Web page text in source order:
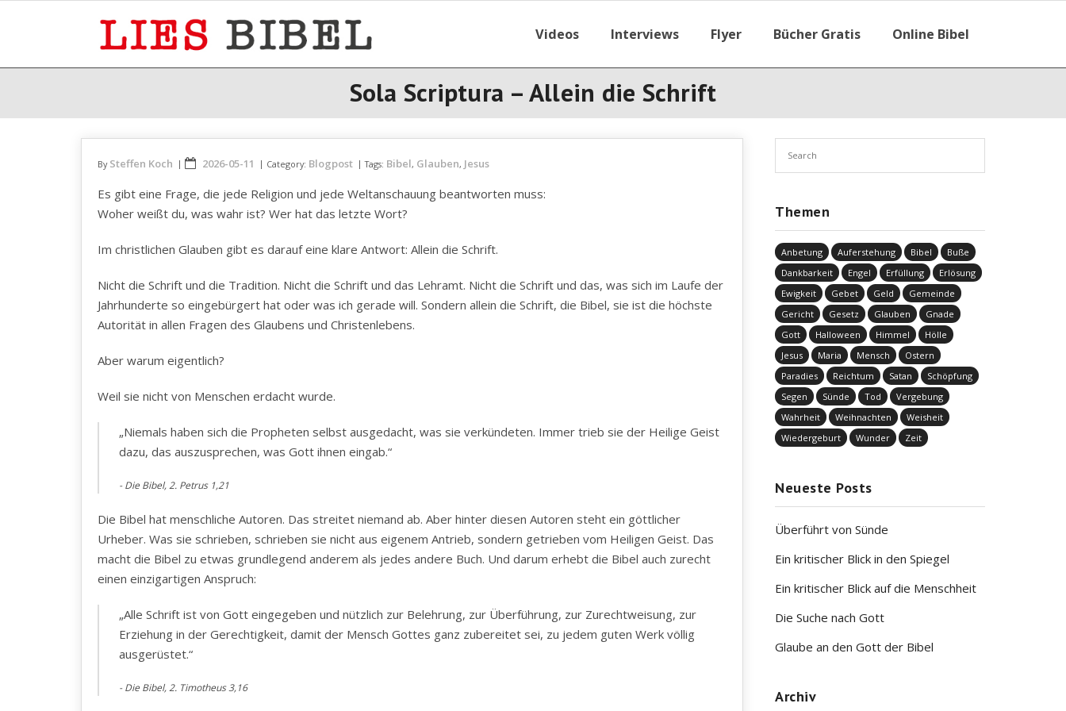
Videos Interviews Flyer Bücher Gratis Online Bibel
Sola Scriptura – Allein die Schrift
By Steffen Koch 2026-05-11 Category: Blogpost Tags: Bibel, Glauben, Jesus
Es gibt eine Frage, die jede Religion und jede Weltanschauung beantworten muss:
Woher weißt du, was wahr ist? Wer hat das letzte Wort?
Im christlichen Glauben gibt es darauf eine klare Antwort: Allein die Schrift.
Nicht die Schrift und die Tradition. Nicht die Schrift und das Lehramt. Nicht die Schrift und das, was sich im Laufe der
Jahrhunderte so eingebürgert hat oder was ich gerade will. Sondern allein die Schrift, die Bibel, sie ist die höchste
Autorität in allen Fragen des Glaubens und Christenlebens.
Aber warum eigentlich?
Weil sie nicht von Menschen erdacht wurde.
„Niemals haben sich die Propheten selbst ausgedacht, was sie verkündeten. Immer trieb sie der Heilige Geist
dazu, das auszusprechen, was Gott ihnen eingab.“
Die Bibel, 2. Petrus 1,21
Die Bibel hat menschliche Autoren. Das streitet niemand ab. Aber hinter diesen Autoren steht ein göttlicher
Urheber. Was sie schrieben, schrieben sie nicht aus eigenem Antrieb, sondern getrieben vom Heiligen Geist. Das
macht die Bibel zu etwas grundlegend anderem als jedes andere Buch. Und darum erhebt die Bibel auch zurecht
einen einzigartigen Anspruch:
„Alle Schrift ist von Gott eingegeben und nützlich zur Belehrung, zur Überführung, zur Zurechtweisung, zur
Erziehung in der Gerechtigkeit, damit der Mensch Gottes ganz zubereitet sei, zu jedem guten Werk völlig
ausgerüstet.“
Die Bibel, 2. Timotheus 3,16
Themen
Anbetung Auferstehung Bibel
Buße
Dankbarkeit
Engel Erfüllung
Erlösung
Ewigkeit
Gebet Geld
Gemeinde
Gericht
Gesetz Glauben
Gnade
Gott
Halloween Himmel
Hölle
Jesus
Maria Mensch
Ostern
Paradies
Reichtum Satan
Schöpfung
Segen
Sünde Tod
Vergebung
Wahrheit
Weihnachten
Weisheit
Wiedergeburt
Wunder Zeit
Neueste Posts
Überführt von Sünde
Ein kritischer Blick in den Spiegel
Ein kritischer Blick auf die Menschheit
Die Suche nach Gott
Glaube an den Gott der Bibel
Archiv